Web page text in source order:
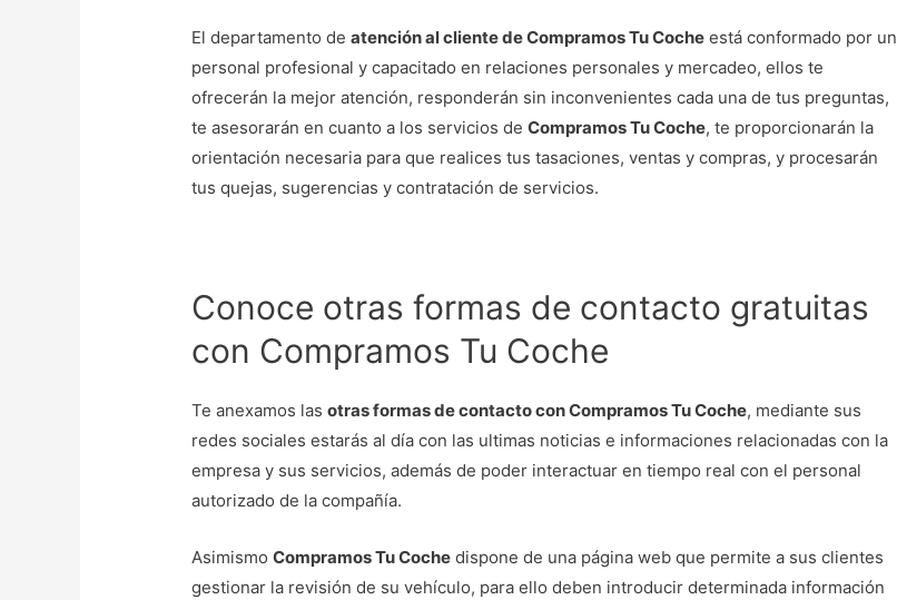
El departamento deatención al cliente de Compramos Tu Coche está conformado por un
personal profesional y capacitado en relaciones personales y mercadeo, ellos te
ofrecerán la mejor atención, responderán sin inconvenientes cada una de tus preguntas,
te asesorarán en cuanto a los servicios deCompramos Tu Coche, te proporcionarán la
orientación necesaria para que realices tus tasaciones, ventas y compras, y procesarán
tus quejas, sugerencias y contratación de servicios.
Conoce otras formas de contacto gratuitas
con Compramos Tu Coche
Te anexamos lasotras formas de contacto con Compramos Tu Coche, mediante sus
redes sociales estarás al día con las ultimas noticias e informaciones relacionadas con la
empresa y sus servicios, además de poder interactuar en tiempo real con el personal
autorizado de la compañía.
AsimismoCompramos Tu Coche dispone de una página web que permite a sus clientes
gestionar la revisión de su vehículo, para ello deben introducir determinada información